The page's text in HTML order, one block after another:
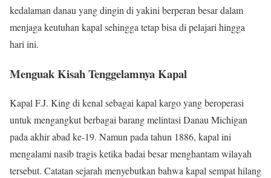
kedalaman danau yang dingin di yakini berperan besar dalam
menjaga keutuhan kapal sehingga tetap bisa di pelajari hingga
hari ini.
Menguak Kisah Tenggelamnya Kapal
Kapal F.J. King di kenal sebagai kapal kargo yang beroperasi
untuk mengangkut berbagai barang melintasi Danau Michigan
pada akhir abad ke-19. Namun pada tahun 1886, kapal ini
mengalami nasib tragis ketika badai besar menghantam wilayah
tersebut. Catatan sejarah menyebutkan bahwa kapal sempat hilang